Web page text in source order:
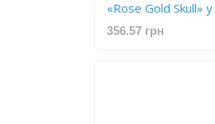
«Rose Gold Skull»
футлярі K-31
356.57 грн